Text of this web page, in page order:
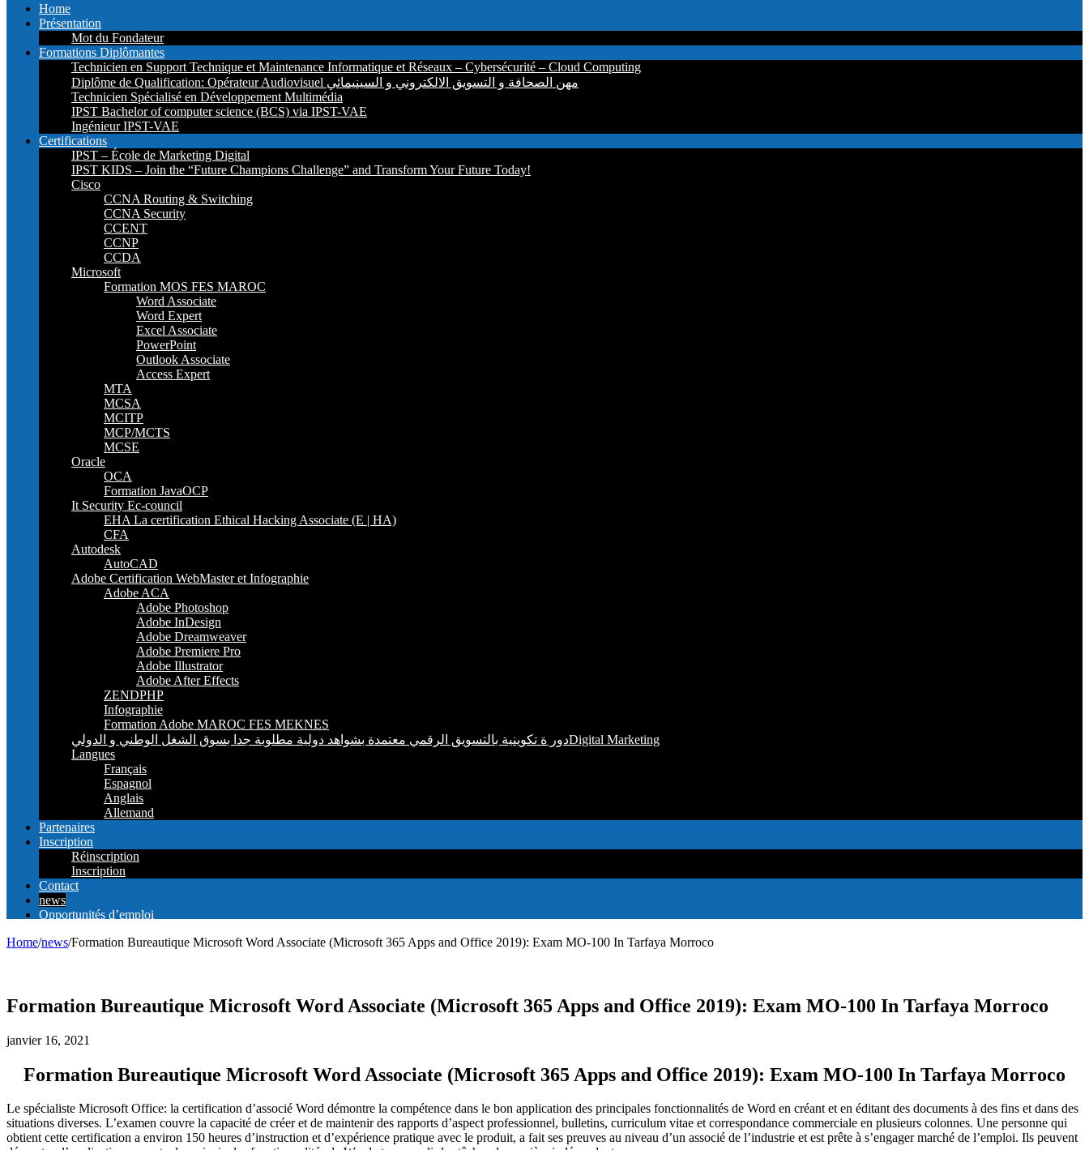
Home
Présentation
Mot du Fondateur
Formations Diplômantes
Technicien en Support Technique et Maintenance Informatique et Réseaux – Cybersécurité – Cloud Computing
Diplôme de Qualification: Opérateur Audiovisuel مهن الصحافة و التسويق الالكتروني و السينيمائي
Technicien Spécialisé en Développement Multimédia
IPST Bachelor of computer science (BCS) via IPST-VAE
Ingénieur IPST-VAE
Certifications
IPST – École de Marketing Digital
IPST KIDS – Join the “Future Champions Challenge” and Transform Your Future Today!
Cisco
CCNA Routing & Switching
CCNA Security
CCENT
CCNP
CCDA
Microsoft
Formation MOS FES MAROC
Word Associate
Word Expert
Excel Associate
PowerPoint
Outlook Associate
Access Expert
MTA
MCSA
MCITP
MCP/MCTS
MCSE
Oracle
OCA
Formation JavaOCP
It Security Ec-council
EHA La certification Ethical Hacking Associate (E | HA)
CFA
Autodesk
AutoCAD
Adobe Certification WebMaster et Infographie
Adobe ACA
Adobe Photoshop
Adobe InDesign
Adobe Dreamweaver
Adobe Premiere Pro
Adobe Illustrator
Adobe After Effects
ZENDPHP
Infographie
Formation Adobe MAROC FES MEKNES
دور ة تكوينية بالتسويق الرقمي معتمدة بشواهد دولية مطلوبة جدا بسوق الشغل الوطني و الدوليDigital Marketing
Langues
Français
Espagnol
Anglais
Allemand
Partenaires
Inscription
Réinscription
Inscription
Contact
news
Opportunités d’emploi
Home/news/Formation Bureautique Microsoft Word Associate (Microsoft 365 Apps and Office 2019): Exam MO-100 In Tarfaya Morroco
Formation Bureautique Microsoft Word Associate (Microsoft 365 Apps and Office 2019): Exam MO-100 In Tarfaya Morroco
janvier 16, 2021
Formation Bureautique Microsoft Word Associate (Microsoft 365 Apps and Office 2019): Exam MO-100 In Tarfaya Morroco
Le spécialiste Microsoft Office: la certification d’associé Word démontre la compétence dans le bon application des principales fonctionnalités de Word en créant et en éditant des documents à des fins et dans des
situations diverses. L’examen couvre la capacité de créer et de maintenir des rapports d’aspect professionnel, bulletins, curriculum vitae et correspondance commerciale en plusieurs colonnes. Une personne qui
obtient cette certification a environ 150 heures d’instruction et d’expérience pratique avec le produit, a fait ses preuves au niveau d’un associé de l’industrie et est prête à s’engager marché de l’emploi. Ils peuvent